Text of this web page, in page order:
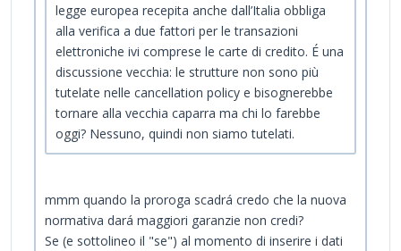
legge europea recepita anche dall’Italia obbliga
alla verifica a due fattori per le transazioni
elettroniche ivi comprese le carte di credito. É una
discussione vecchia: le strutture non sono più
tutelate nelle cancellation policy e bisognerebbe
tornare alla vecchia caparra ma chi lo farebbe
oggi? Nessuno, quindi non siamo tutelati.
mmm quando la proroga scadrá credo che la nuova
normativa dará maggiori garanzie non credi?
Se (e sottolineo il "se") al momento di inserire i dati